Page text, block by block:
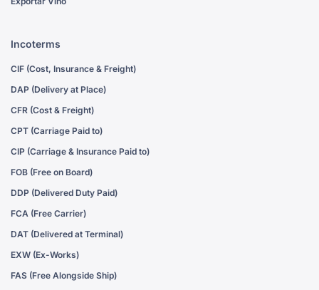
Incoterms
CIF (Cost, Insurance & Freight)
DAP (Delivery at Place)
CFR (Cost & Freight)
CPT (Carriage Paid to)
CIP (Carriage & Insurance Paid to)
FOB (Free on Board)
DDP (Delivered Duty Paid)
FCA (Free Carrier)
DAT (Delivered at Terminal)
EXW (Ex-Works)
FAS (Free Alongside Ship)